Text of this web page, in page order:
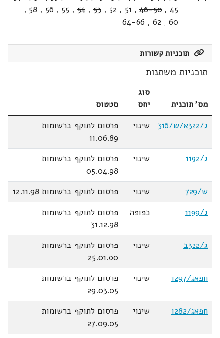
45
,
46-50
,
51
,
52
,
53
,
54
,
55
,
56
,
58
,
60
,
62
,
64-66
תוכניות קשורות
תוכניות משתנות
מס' תוכנית
סוג
יחס
סטטוס
ג/322א/ש/316
שינוי
פרסום לתוקף ברשומות
11.06.89
ג/1192
שינוי
פרסום לתוקף ברשומות
05.04.98
ש/729
שינוי
פרסום לתוקף ברשומות 12.11.98
ג/1199
כפופה
פרסום לתוקף ברשומות
31.12.98
ג/322ב
שינוי
פרסום לתוקף ברשומות
25.01.00
חפאג/1297
שינוי
פרסום לתוקף ברשומות
29.03.05
חפאג/1282
שינוי
פרסום לתוקף ברשומות
27.09.05